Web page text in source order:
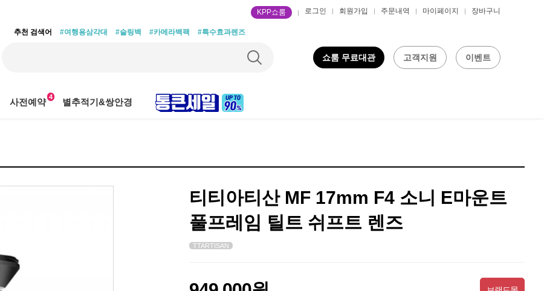
KPP쇼룸 로그인 회원가입 주문내역 마이페이지 장바구니
추천 검색어 #여행용삼각대 #슬링백 #카메라백팩 #특수효과렌즈
쇼룸 무료대관 고객지원 이벤트
사전예약 4 별추적기&쌍안경
티티아티산 MF 17mm F4 소니 E마운트
풀프레임 틸트 쉬프트 렌즈
TTARTISAN